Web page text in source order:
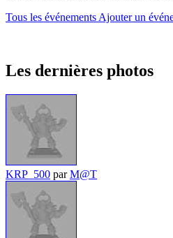
Tous les événements Ajouter un
Les dernières photos
KRP_500 parM@T